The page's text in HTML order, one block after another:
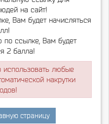
на сайт!
Вам будет начисляться
по ссылке, Вам будет
2 балла!
любые
накрутки
страницу